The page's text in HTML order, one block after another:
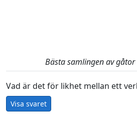
Bästa samlingen av
Vad är det för likhet mellan ett
Visa svaret